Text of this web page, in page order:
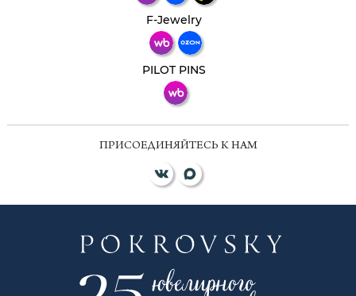
F-Jewelry
PILOT PINS
ПРИСОЕДИНЯЙТЕСЬ К НАМ